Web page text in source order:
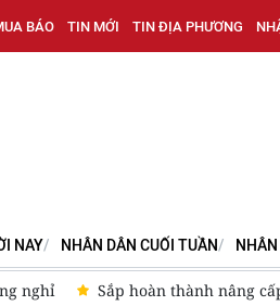
BÁO TIN MỚI TIN ĐỊA PHƯƠNG
NAY NHÂN DÂN CUỐI TUẦN
tại Cà Mau Giúp doanh